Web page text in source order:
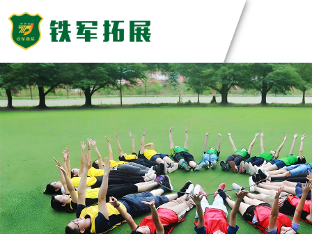
主题团建活动
领导力系列
主题团建系列
匠人制作系列
音乐释压系列
数字团建系列
文化赋能系列
组织运动系列
团建基地
深圳基地
东莞基地
惠州基地
佛山基地
清远基地
河源基地
案例展示
创新科技公司
生产制造企业
银行保险证券
服务顾问资询
定制化方案
视频中心